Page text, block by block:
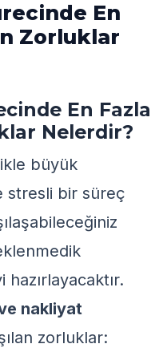
En
Zorluklar
En Fazla
Nelerdir?
büyük
stresli bir süreç
nakliyat
zorluklar: